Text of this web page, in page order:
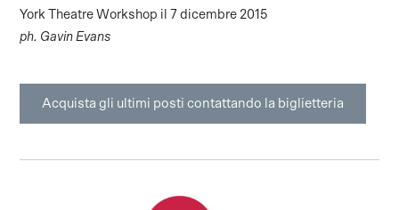
York Theatre Workshop il 7 dicembre 2015
ph. Gavin Evans
Acquista gli ultimi posti contattando la biglietteria